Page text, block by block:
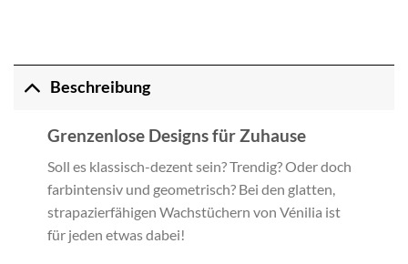
Beschreibung
Grenzenlose Designs für Zuhause
Soll es klassisch-dezent sein? Trendig? Oder doch
farbintensiv und geometrisch? Bei den glatten,
strapazierfähigen Wachstüchern von Vénilia ist
für jeden etwas dabei!